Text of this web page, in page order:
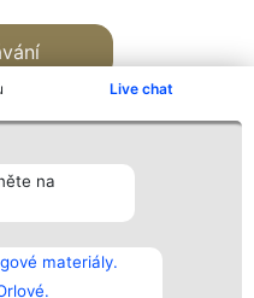
Live chat
na
materiály.
Kontakt